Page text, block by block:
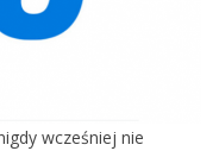
wcześniej nie